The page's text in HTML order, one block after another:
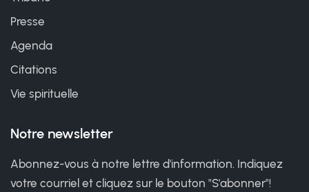
Presse
Agenda
Citations
Vie spirituelle
Notre newsletter
Abonnez-vous à notre lettre d'information. Indiquez
votre courriel et cliquez sur le bouton "S'abonner"!